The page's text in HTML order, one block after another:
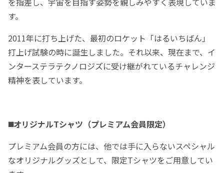
す。
2011年に打ち上げた、最初のロケット「はるいちばん」
打上げ試験の時に誕生しました。それ以来、現在まで、イ
ンターステラテクノロジズに受け継がれているチャレンジ
精神を表しています。
◼️オリジナルTシャツ（プレミアム会員限定）
プレミアム会員の方には、他では手に入らないスペシャル
なオリジナルグッズとして、限定Tシャツをご用意してい